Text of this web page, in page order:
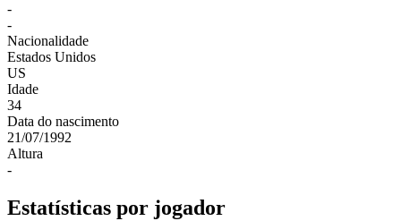
-
-
Nacionalidade
Estados Unidos
US
Idade
34
Data do nascimento
21/07/1992
Altura
-
Estatísticas por jogador